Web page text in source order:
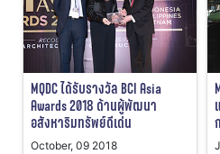
MQDC ได้รับรางวัล BCI Asia
Awards 2018 ด้านผู้พัฒนา
อสังหาริมทรัพย์ดีเด่น
October, 09 2018